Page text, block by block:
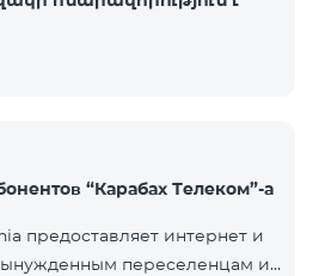
“Карабах Телеком”-а
предоставляет интернет и
переселенцам из